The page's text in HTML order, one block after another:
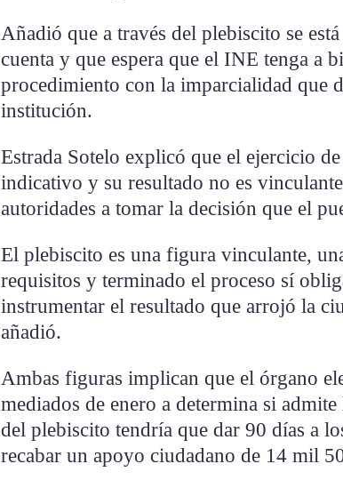
Añadió que a través del plebiscito se
cuenta y que espera que el INE tenga a
procedimiento con la imparcialidad que
institución.
Estrada Sotelo explicó que el ejercicio
indicativo y su resultado no es
autoridades a tomar la decisión que el
El plebiscito es una figura vinculante,
requisitos y terminado el proceso sí
instrumentar el resultado que arrojó la
añadió.
Ambas figuras implican que el órgano
mediados de enero a determina si
del plebiscito tendría que dar 90 días a
recabar un apoyo ciudadano de 14 mil